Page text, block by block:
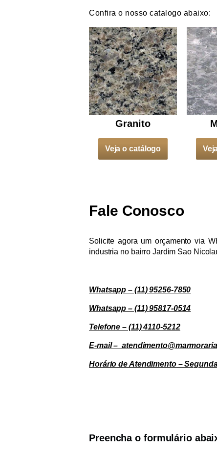
Confira o nosso catalogo abaixo:
Granito
Veja o catálogo
Fale Conosco
Solicite agora um orçamento via
industria no bairro Jardim Sao
Whatsapp – (11) 95256-7850
Whatsapp – (11) 95817-0514
Telefone – (11) 4110-5212
E-mail –
Horário de Atendimento –
Preencha o formulário